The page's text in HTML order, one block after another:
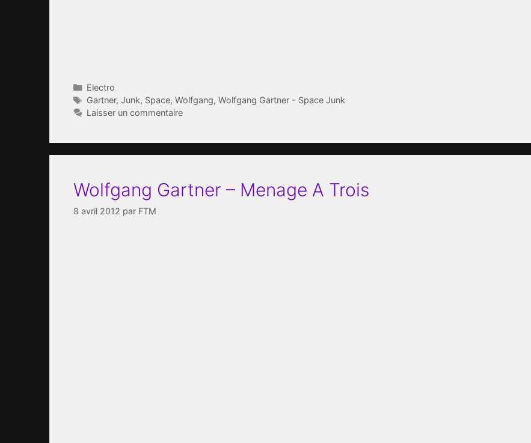
Catégories
Electro
Étiquettes
Gartner, Junk, Space, Wolfgang, Wolfgang Gartner - Space Junk
Laisser un commentaire
Wolfgang Gartner – Menage A Trois
8 avril 2012 par FTM